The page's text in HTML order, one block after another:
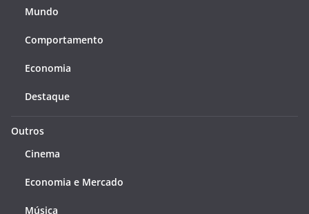
Mundo
Comportamento
Economia
Destaque
Outros
Cinema
Economia e Mercado
Música